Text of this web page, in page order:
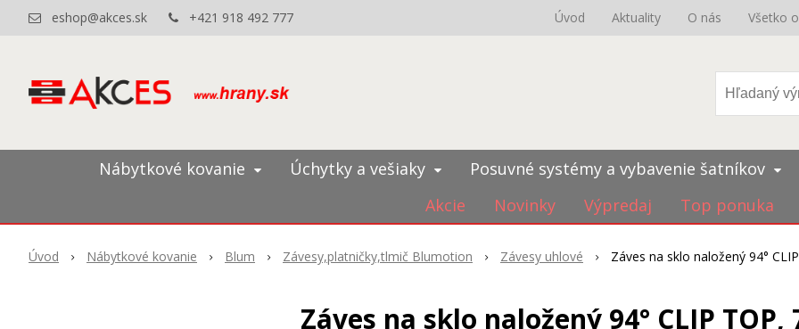
eshop@akces.sk +421 918 492 777 Úvod Aktuality O nás Všetko
Nábytkové kovanie Úchytky a vešiaky Posuvné systémy a vybavenie šatníkov
Akcie
Novinky Výpredaj Top ponuka
Úvod Nábytkové kovanie Blum Závesy,platničky,tlmič Blumotion Závesy uhlové Záves na sklo naložený 94°
Záves na sklo naložený 94° CLIP TOP,